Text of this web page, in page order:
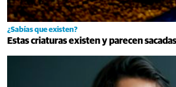
¿Sabías que existen?
Estas criaturas existen y parecen